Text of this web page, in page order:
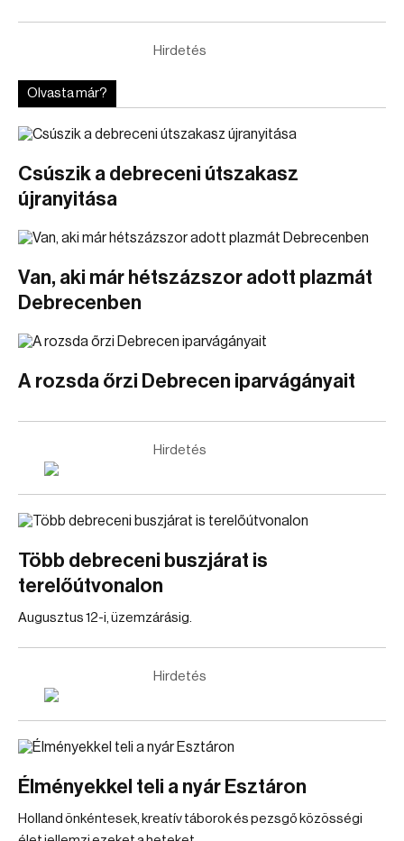
Hirdetés
Olvasta már?
Csúszik a debreceni útszakasz
újranyitása
Van, aki már hétszázszor adott plazmát
Debrecenben
A rozsda őrzi Debrecen iparvágányait
Hirdetés
Több debreceni buszjárat is
terelőútvonalon
Augusztus 12-i, üzemzárásig.
Hirdetés
Élményekkel teli a nyár Esztáron
Holland önkéntesek, kreatív táborok és pezsgő közösségi